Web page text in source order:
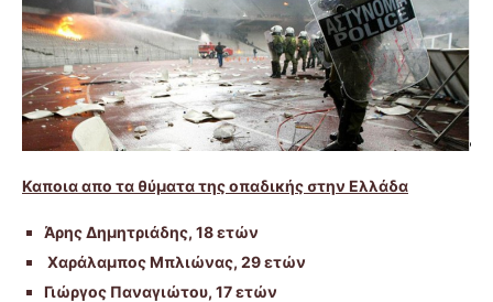
Καποια απο τα θύματατης οπαδικής στην Ελλάδα
Άρης Δημητριάδης, 18 ετών
Χαράλαμπος Μπλιώνας, 29 ετών
Γιώργος Παναγιώτου, 17 ετών